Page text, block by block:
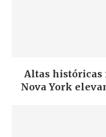
Altas históricas
Nova York